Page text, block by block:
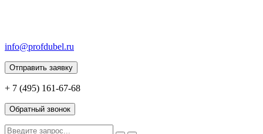
info@profdubel.ru
Отправить заявку
+ 7 (495) 161-67-68
Обратный звонок